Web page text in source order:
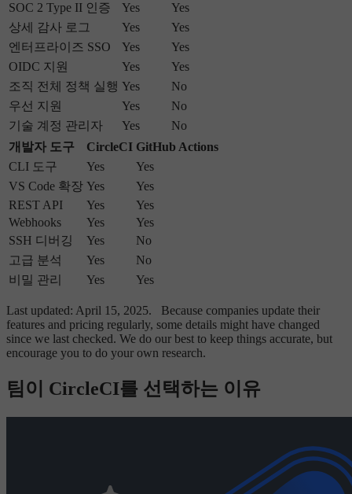
SOC 2 Type II 인증
Yes
Yes
상세 감사 로그
Yes
Yes
엔터프라이즈 SSO
Yes
Yes
OIDC 지원
Yes
Yes
조직 전체 정책 실행 Yes
No
우선 지원
Yes
No
기술 계정 관리자
Yes
No
개발자 도구
CircleCI GitHub Actions
CLI 도구
Yes
Yes
VS Code 확장 Yes
Yes
REST API
Yes
Yes
Webhooks
Yes
Yes
SSH 디버깅
Yes
No
고급 분석
Yes
No
비밀 관리
Yes Yes
Last updated: April 15, 2025. Because companies update their
features and pricing regularly, some details might have changed
since we last checked. We do our best to keep things accurate, but
encourage you to do your own research.
팀이 CircleCI를 선택하는 이유